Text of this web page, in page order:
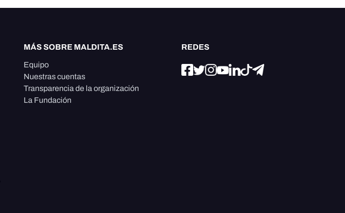
MÁS SOBRE MALDITA.ES
Equipo
Nuestras cuentas
Transparencia de la organización
La Fundación
REDES